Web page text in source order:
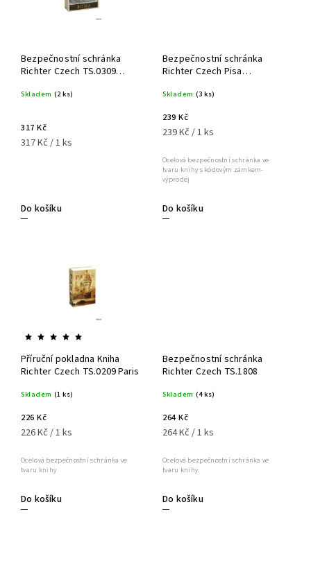
Bezpečnostní schránka
Richter Czech TS.0309
Skladem (2 ks)
317 Kč
317 Kč / 1 ks
Do košíku
Bezpečnostní schránka
Richter Czech Pisa
Skladem (3 ks)
239 Kč
239 Kč / 1 ks
Do košíku
Ocelová bezpečnostní schránka ve
tvaru knihy s kódovým zámkem-
výprodej
Příruční pokladna Kniha
Richter Czech TS.0209 Paris
Skladem (1 ks)
226 Kč
226 Kč / 1 ks
Do košíku
Ocelová bezpečnostní schránka ve
tvaru knihy
Bezpečnostní schránka
Richter Czech TS.1808
Skladem (4 ks)
264 Kč
264 Kč / 1 ks
Do košíku
Ocelová bezpečnostní schránka ve
tvaru knihy.